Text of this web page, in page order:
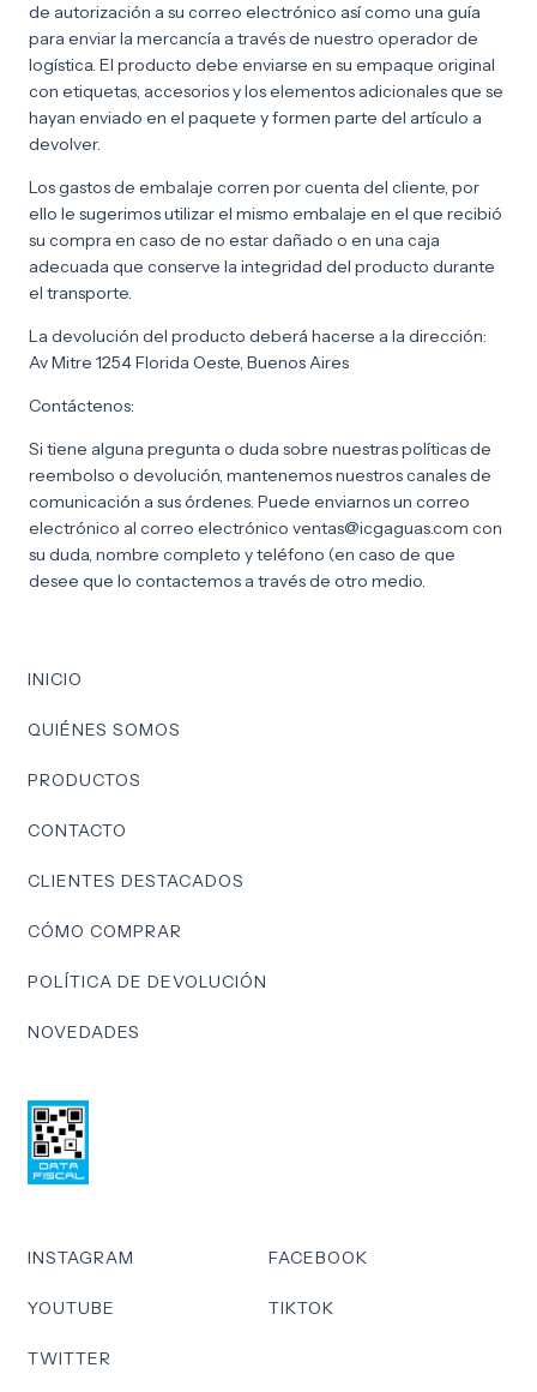
de autorización a su correo electrónico así como una guía
para enviar la mercancía a través de nuestro operador de
logística. El producto debe enviarse en su empaque original
con etiquetas, accesorios y los elementos adicionales que se
hayan enviado en el paquete y formen parte del artículo a
devolver.
Los gastos de embalaje corren por cuenta del cliente, por
ello le sugerimos utilizar el mismo embalaje en el que recibió
su compra en caso de no estar dañado o en una caja
adecuada que conserve la integridad del producto durante
el transporte.
La devolución del producto deberá hacerse a la dirección:
Av Mitre 1254 Florida Oeste, Buenos Aires
Contáctenos:
Si tiene alguna pregunta o duda sobre nuestras políticas de
reembolso o devolución, mantenemos nuestros canales de
comunicación a sus órdenes. Puede enviarnos un correo
electrónico al correo electrónico ventas@icgaguas.com con
su duda, nombre completo y teléfono (en caso de que
desee que lo contactemos a través de otro medio.
INICIO
QUIÉNES SOMOS
PRODUCTOS
CONTACTO
CLIENTES DESTACADOS
CÓMO COMPRAR
POLÍTICA DE DEVOLUCIÓN
NOVEDADES
INSTAGRAM FACEBOOK
YOUTUBE TIKTOK
TWITTER